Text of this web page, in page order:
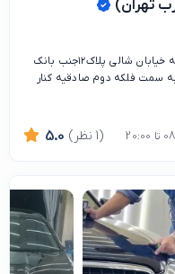
تهران)
اشرفی اصفهانی به سمت فلکه دوم صادقیه خیابان شالی پلاک۱۲جنب بانک
به سمت فلکه دوم صادقیه کنار
5.0 (1 نظر)